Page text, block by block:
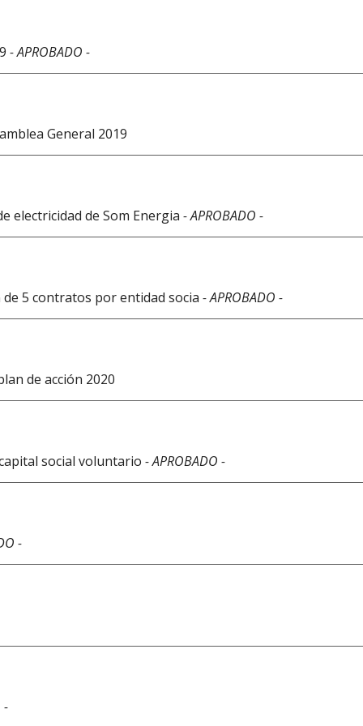
- APROBADO -
General 2019
electricidad de Som Energia - APROBADO -
5 contratos por entidad socia - APROBADO -
de acción 2020
social voluntario - APROBADO -
-
-